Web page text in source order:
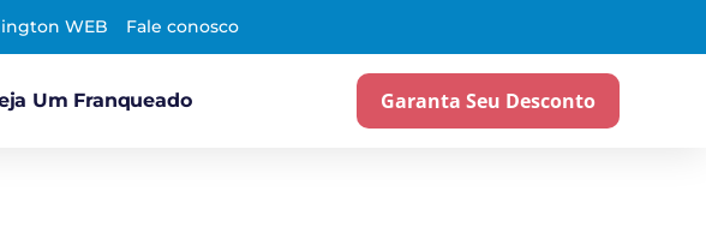
WEB Fale conosco
Um Franqueado Garanta Seu Desconto